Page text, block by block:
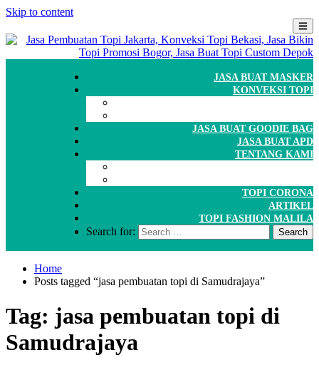
Skip to content
JASA BUAT MASKER
KONVEKSI TOPI
JASA BUAT GOODIE BAG
JASA BUAT APD
TENTANG KAMI
TOPI CORONA
ARTIKEL
TOPI FASHION MALILA
Search for:
Home
Posts tagged “jasa pembuatan topi di Samudrajaya”
Tag: jasa pembuatan topi di
Samudrajaya